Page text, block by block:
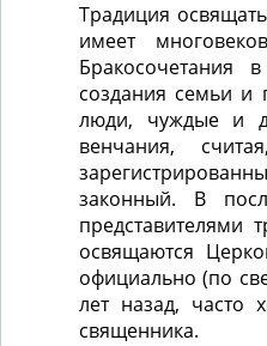
Традиция
имеет
создания семьи и
люди, чуждые и
венчания,
законный. В
представителями
освящаются
официально (по
лет назад, часто
священника.